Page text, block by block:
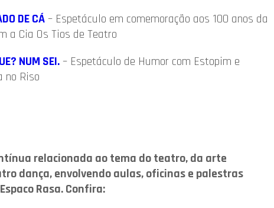
DE CÁ – Espetáculo em comemoração aos 100 anos da
a Cia Os Tios de Teatro
NUM SEI. – Espetáculo de Humor com Estopim e
no Riso
relacionada ao tema do teatro, da arte
dança, envolvendo aulas, oficinas e palestras
Rasa. Confira: